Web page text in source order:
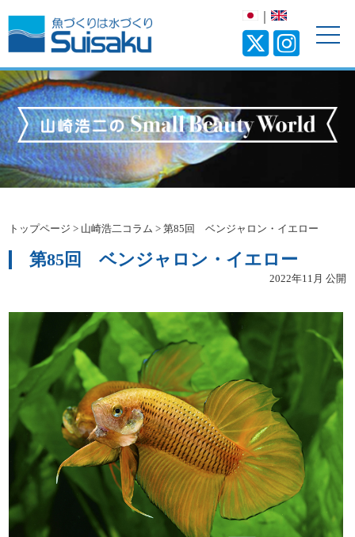
トップページ > 山崎浩二コラム >第85回 ベンジャロン・イエロー
第85回 ベンジャロン・イエロー
2022年11月 公開